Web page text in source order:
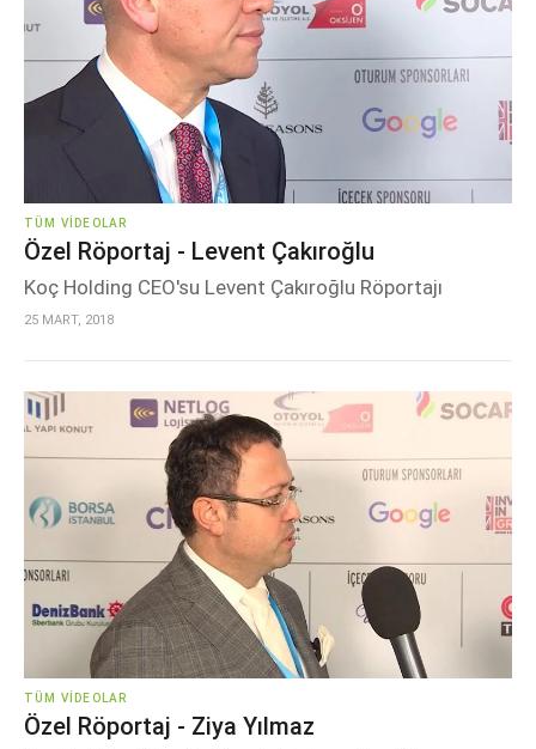
TÜM VIDEOLAR
Özel Röportaj - Levent Çakıroğlu
Koç Holding CEO'su Levent Çakıroğlu Röportajı
25 MART, 2018
TÜM VIDEOLAR
Özel Röportaj - Ziya Yılmaz